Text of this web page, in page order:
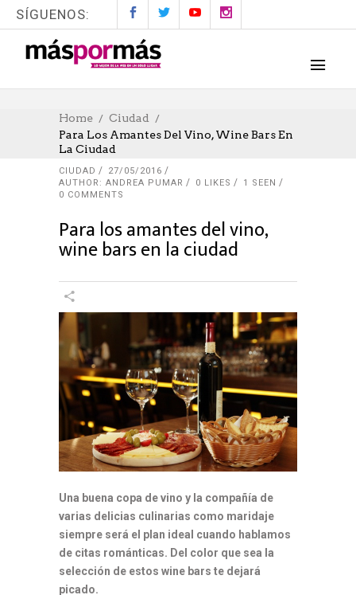
SÍGUENOS:
Home
Ciudad
Para Los Amantes Del Vino, Wine Bars En
La Ciudad
CIUDAD
27/05/2016
AUTHOR: ANDREA PUMAR
0 LIKES
1 SEEN
0 COMMENTS
Para los amantes del vino,
wine bars en la ciudad
Una buena copa de vino y la compañía de
varias delicias culinarias como maridaje
siempre será el plan ideal cuando hablamos
de citas románticas. Del color que sea la
selección de estos wine bars te dejará
picado.